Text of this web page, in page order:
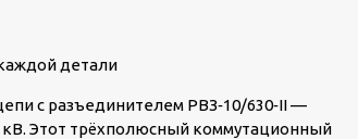
детали
с разъединителем РВЗ‑10/630‑II—
Этот трёхполюсный коммутационный